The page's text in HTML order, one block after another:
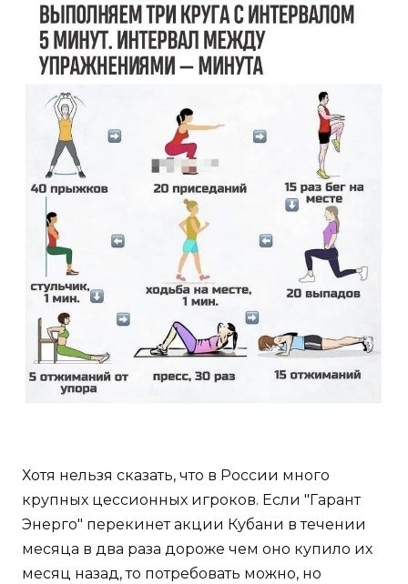
Хотя нельзя сказать, что в России много
крупных цессионных игроков. Если "Гарант
Энерго" перекинет акции Кубани в течении
месяца в два раза дороже чем оно купило их
месяц назад, то потребовать можно, но